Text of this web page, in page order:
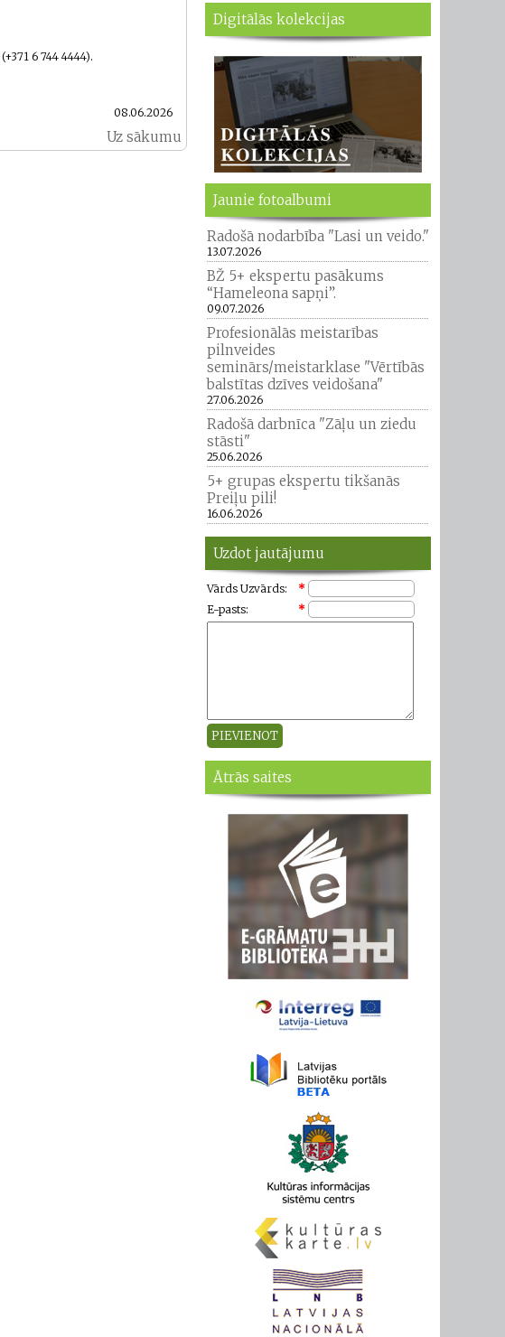
(+371 6 744 4444).
08.06.2026
Uz sākumu
Digitālās kolekcijas
Jaunie fotoalbumi
Radošā nodarbība "Lasi un veido."
13.07.2026
BŽ 5+ ekspertu pasākums
“Hameleona sapņi”.
09.07.2026
Profesionālās meistarības
pilnveides
seminārs/meistarklase "Vērtībās
balstītas dzīves veidošana"
27.06.2026
Radošā darbnīca "Zāļu un ziedu
stāsti"
25.06.2026
5+ grupas ekspertu tikšanās
Preiļu pili!
16.06.2026
Uzdot jautājumu
Vārds Uzvārds:
*
E-pasts:
*
Ātrās saites